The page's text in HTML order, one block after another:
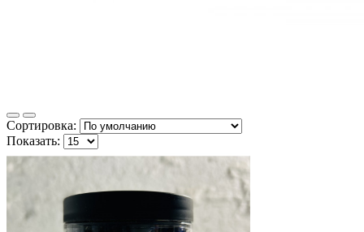
Сортировка:
Показать: